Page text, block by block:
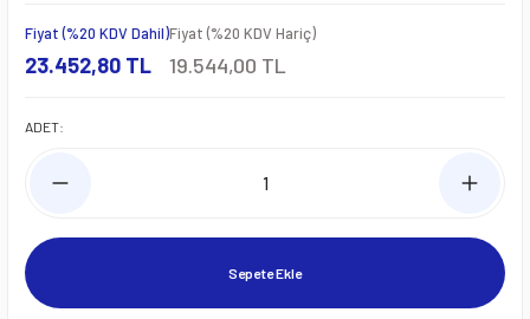
Fiyat (%20 KDV Dahil)
23.452,80 TL
Fiyat (%20 KDV Hariç)
19.544,00 TL
ADET:
Sepete Ekle